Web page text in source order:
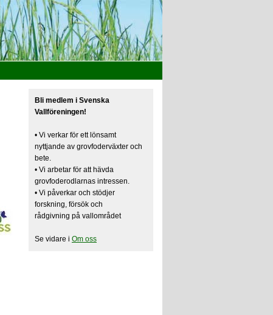
Bli medlem i Svenska
Vallföreningen!
• Vi verkar för ett lönsamt
nyttjande av grovfoderväxter och
bete.
• Vi arbetar för att hävda
grovfoderodlarnas intressen.
• Vi påverkar och stödjer
forskning, försök och
rådgivning på vallområdet
Se vidare i Om oss